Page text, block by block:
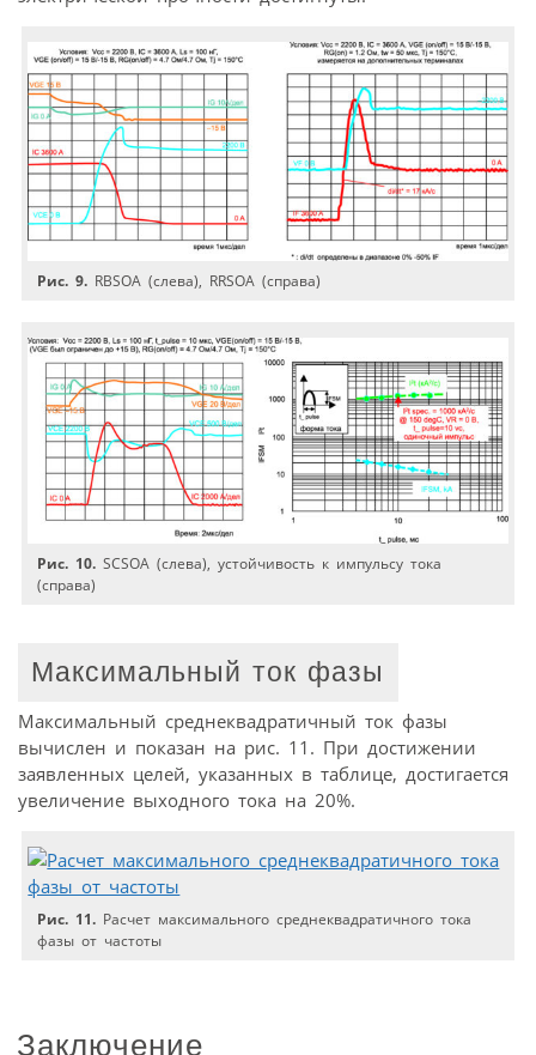
Рис. 9. RBSOA (слева), RRSOA (справа)
Рис. 10. SCSOA (слева), устойчивость к импульсу тока
(справа)
Максимальный ток фазы
Максимальный среднеквадратичный ток фазы
вычислен и показан на рис. 11. При достижении
заявленных целей, указанных в таблице, достигается
увеличение выходного тока на 20%.
Рис. 11. Расчет максимального среднеквадратичного тока
фазы от частоты
Заключение